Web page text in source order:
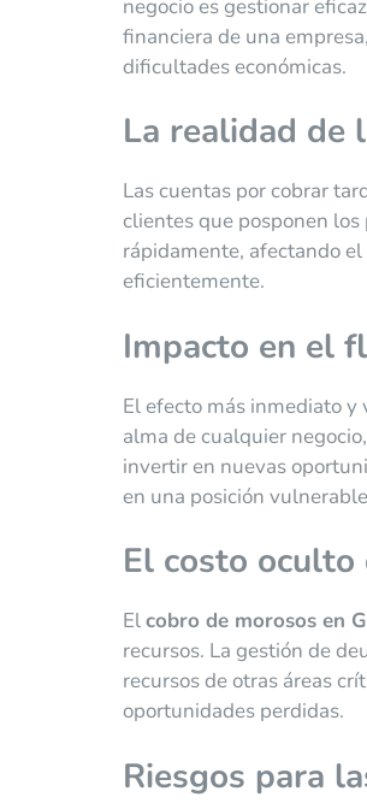
negocio es gestionar
financiera de una
dificultades económicas.
La realidad de
Las cuentas por cobrar
clientes que posponen
rápidamente, afectando
eficientemente.
Impacto en el
El efecto más inmediato
alma de cualquier
invertir en nuevas
en una posición
El costo
Elcobro de morosos en
recursos. La gestión de
recursos de otras áreas
oportunidades perdidas.
Riesgos para